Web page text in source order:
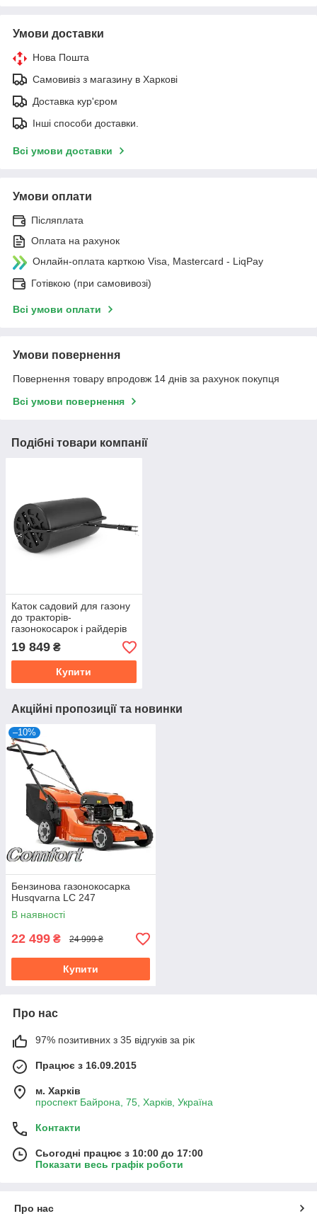
Умови доставки
Нова Пошта
Самовивіз з магазину в Харкові
Доставка кур'єром
Інші способи доставки.
Всі умови доставки
Умови оплати
Післяплата
Оплата на рахунок
Онлайн-оплата карткою Visa, Mastercard - LiqPay
Готівкою (при самовивозі)
Всі умови оплати
Умови повернення
Повернення товару впродовж 14 днів за рахунок покупця
Всі умови повернення
Подібні товари компанії
Каток садовий для газону
до тракторів-
газонокосарок і райдерів
Husqvarna, McCulloch
19 849 ₴
Купити
Акційні пропозиції та новинки
–10%
Бензинова газонокосарка
Husqvarna LC 247
В наявності
22 499 ₴ 24 999 ₴
Купити
Про нас
97% позитивних з 35 відгуків за рік
Працює з 16.09.2015
м. Харків
проспект Байрона, 75, Харків, Україна
Контакти
Сьогодні працює з 10:00 до 17:00
Показати весь графік роботи
Про нас